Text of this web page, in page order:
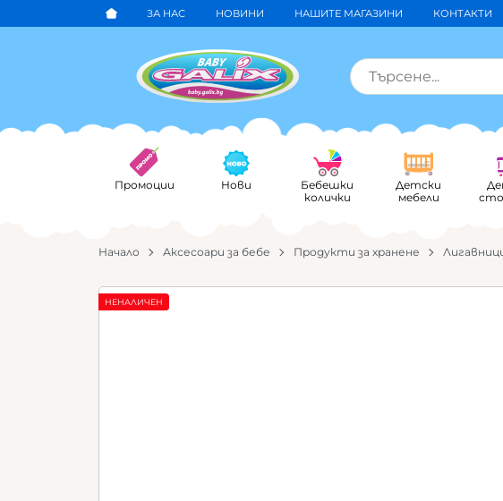
ЗА НАС НОВИНИ НАШИТЕ МАГАЗИНИ КОНТАКТИ
Промоции Нови
Бебешки
колички
Детски
мебели
Начало Аксесоари за бебе Продукти за хранене
НЕНАЛИЧЕН